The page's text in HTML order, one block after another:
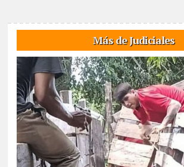
Más de Judiciales
01/07/2026 El joven campesino oriundo de
continuaba detenido en Salta. El juez federal,